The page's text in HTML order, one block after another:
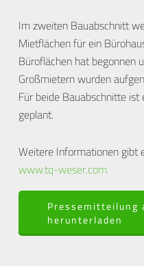
Im zweiten Bauabschnitt
Mietflächen für ein
Büroflächen hat begonnen
Großmietern wurden
Für beide Bauabschnitte
geplant.
Weitere Informationen gibt
www.tq-weser.com
Pressemitteilung
herunterladen